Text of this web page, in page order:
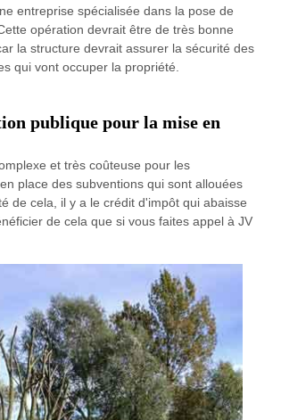
entreprise spécialisée dans la pose de
opération devrait être de très bonne
la structure devrait assurer la sécurité des
qui vont occuper la propriété.
publique pour la mise en
et très coûteuse pour les
place des subventions qui sont allouées
de cela, il y a le crédit d'impôt qui abaisse
de cela que si vous faites appel à JV